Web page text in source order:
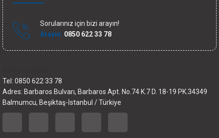
Sorularınız için bizi arayın!
Arayın: 0850 622 33 78
Tel: 0850 622 33 78
Adres: Barbaros Bulvarı, Barbaros Apt. No.74 K.7 D. 18-19 PK.34349
Balmumcu, Beşiktaş-İstanbul / Türkiye